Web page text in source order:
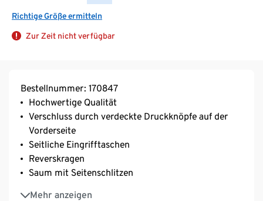
Richtige Größe ermitteln
Zur Zeit nicht verfügbar
Bestellnummer: 170847
Hochwertige Qualität
Verschluss durch verdeckte Druckknöpfe auf der
Vorderseite
Seitliche Eingrifftaschen
Reverskragen
Saum mit Seitenschlitzen
Mehr anzeigen
Teilungsnaht auf der Rückseite